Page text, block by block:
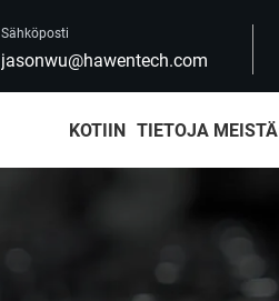
Sähköposti
jasonwu@hawentech.com
KOTIIN TIETOJA MEISTÄ